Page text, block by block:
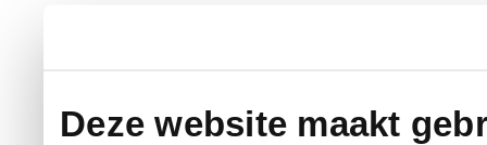
Deze website maakt